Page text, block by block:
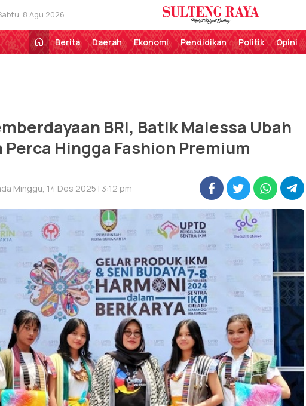
8 Agu 2026
Sulteng Raya
Perekat Rakyat Sulteng
Berita
Daerah Ekonomi Pendidikan Politik Opini
BRI, Batik Malessa Ubah
Perca Hingga Fashion Premium
Minggu, 14 Des 2025 | 3:12 pm